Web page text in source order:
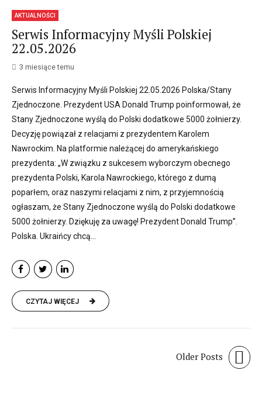
AKTUALNOŚCI
Serwis Informacyjny Myśli Polskiej
22.05.2026
3 miesiące temu
Serwis Informacyjny Myśli Polskiej 22.05.2026 Polska/Stany
Zjednoczone. Prezydent USA Donald Trump poinformował, że
Stany Zjednoczone wyślą do Polski dodatkowe 5000 żołnierzy.
Decyzję powiązał z relacjami z prezydentem Karolem
Nawrockim. Na platformie należącej do amerykańskiego
prezydenta: „W związku z sukcesem wyborczym obecnego
prezydenta Polski, Karola Nawrockiego, którego z dumą
poparłem, oraz naszymi relacjami z nim, z przyjemnością
ogłaszam, że Stany Zjednoczone wyślą do Polski dodatkowe
5000 żołnierzy. Dziękuję za uwagę! Prezydent Donald Trump”.
Polska. Ukraińcy chcą...
CZYTAJ WIĘCEJ
Older Posts